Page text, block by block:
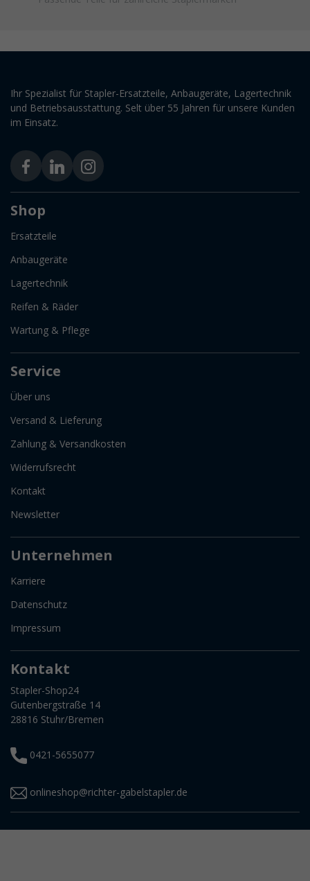
Ihr Spezialist für Stapler-Ersatzteile, Anbaugeräte, Lagertechnik
und Betriebsausstattung. Selt über 55 Jahren für unsere Kunden
im Einsatz.
Shop
Ersatzteile
Anbaugeräte
Lagertechnik
Reifen & Räder
Wartung & Pflege
Service
Über uns
Versand & Lieferung
Zahlung & Versandkosten
Widerrufsrecht
Kontakt
Newsletter
Unternehmen
Karriere
Datenschutz
Impressum
Kontakt
Stapler-Shop24
Gutenbergstraße 14
28816 Stuhr/Bremen
0421-5655077
onlineshop@richter-gabelstapler.de